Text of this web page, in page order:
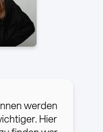
werden
Hier